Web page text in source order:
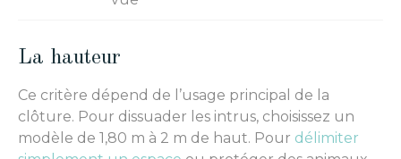
La hauteur
Ce critère dépend de l’usage principal de la
clôture. Pour dissuader les intrus, choisissez un
modèle de 1,80 m à 2 m de haut. Pour délimiter